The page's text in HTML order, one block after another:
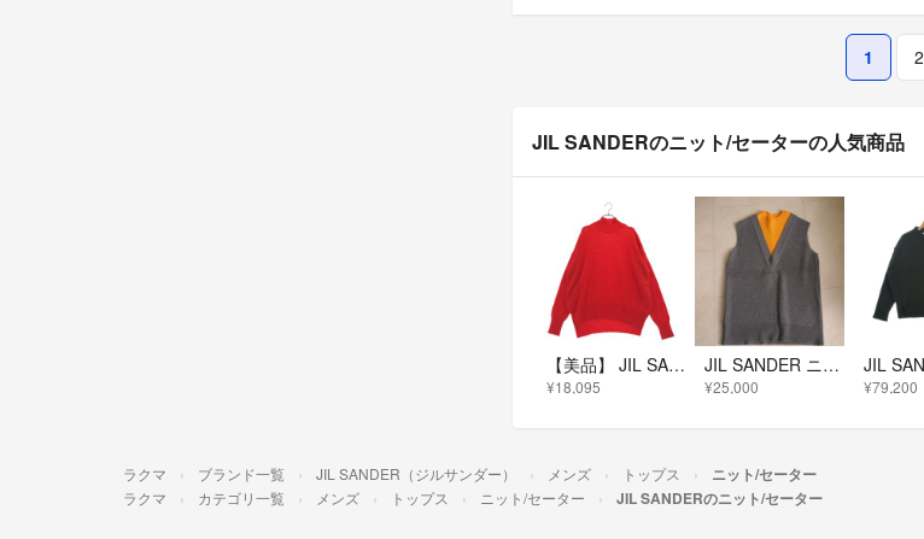
1 2
JIL SANDERのニット/セーターの人気商品
【美品】 JIL SANDER / ジルサンダー | カシミヤ サイドスリット ハイネックニット | M | レッド | メンズ
¥18,095
JIL SANDER ニットベスト 44 グレー
¥25,000 ¥79,200
ラクマ ブランド一覧 JIL SANDER（ジルサンダー） メンズ トップス ニット/セーター
ラクマ カテゴリ一覧 メンズ トップス ニット/セーター JIL SANDERのニット/セーター